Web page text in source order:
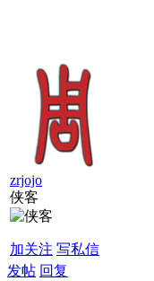
zrjojo
侠客
加关注 写私信
发帖 回复